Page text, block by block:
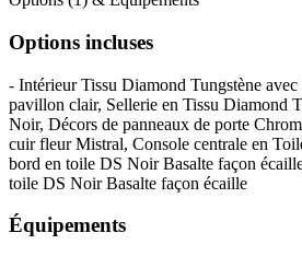
Options incluses
- Intérieur Tissu Diamond Tungstène
pavillon clair, Sellerie en Tissu Diamond
Noir, Décors de panneaux de porte
cuir fleur Mistral, Console centrale en
bord en toile DS Noir Basalte façon
toile DS Noir Basalte façon écaille
Équipements